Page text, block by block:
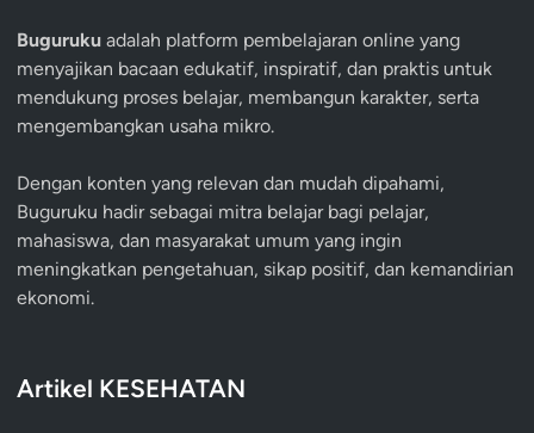
Buguruku adalah platform pembelajaran online yang
menyajikan bacaan edukatif, inspiratif, dan praktis untuk
mendukung proses belajar, membangun karakter, serta
mengembangkan usaha mikro.
Dengan konten yang relevan dan mudah dipahami,
Buguruku hadir sebagai mitra belajar bagi pelajar,
mahasiswa, dan masyarakat umum yang ingin
meningkatkan pengetahuan, sikap positif, dan kemandirian
ekonomi.
Artikel KESEHATAN